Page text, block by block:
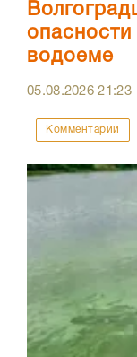
водоеме
05.08.202621:23
Комментарии